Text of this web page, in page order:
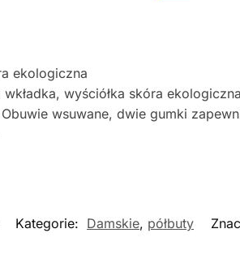
ekologiczna
wkładka, wyściółka skóra ekologiczna
Obuwie wsuwane, dwie gumki
Kategorie: Damskie, półbuty